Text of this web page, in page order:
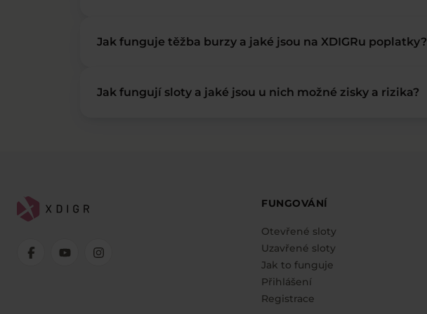
Jak funguje těžba burzy a jaké jsou na XDIGRu poplatky?
Jak fungují sloty a jaké jsou u nich možné zisky a rizika?
FUNGOVÁNÍ
Otevřené sloty
Uzavřené sloty
Jak to funguje
Přihlášení
Registrace